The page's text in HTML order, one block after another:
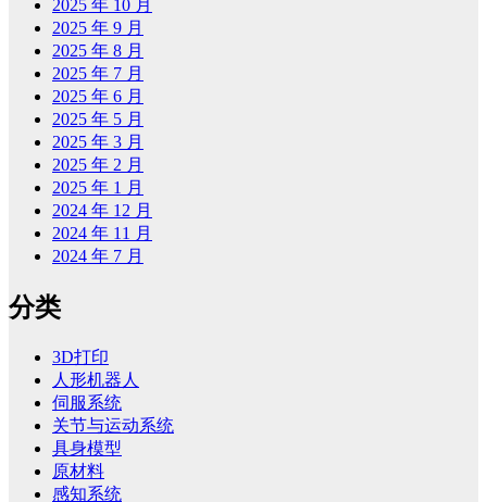
2025 年 10 月
2025 年 9 月
2025 年 8 月
2025 年 7 月
2025 年 6 月
2025 年 5 月
2025 年 3 月
2025 年 2 月
2025 年 1 月
2024 年 12 月
2024 年 11 月
2024 年 7 月
分类
3D打印
人形机器人
伺服系统
关节与运动系统
具身模型
原材料
感知系统